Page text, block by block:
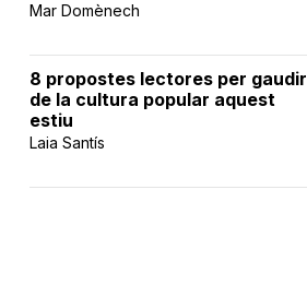
Mar Domènech
8 propostes lectores per gaudir
de la cultura popular aquest
estiu
Laia Santís